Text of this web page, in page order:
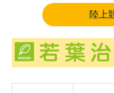
陸上